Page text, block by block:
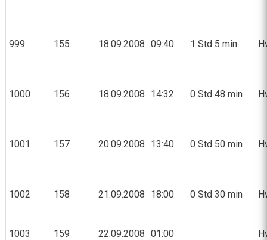
999 155 18.09.2008 09:40 1 Std 5 min
1000 156 18.09.2008 14:32 0 Std 48 min
1001 157 20.09.2008 13:40 0 Std 50 min
1002 158 21.09.2008 18:00 0 Std 30 min
1003 159 22.09.2008 01:00